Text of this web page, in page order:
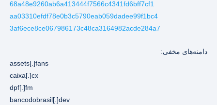
68a48e9260ab6a413444f7566c4341fd6bff7cf1
aa03310efdf78e0b3c5790eab059dadee99f1bc4
3af6ece8ce067986173c48ca3164982acde284a7
دامنه‌های مخفی:
assets[.]fans
caixa[.]cx
dpf[.]fm
bancodobrasil[.]dev